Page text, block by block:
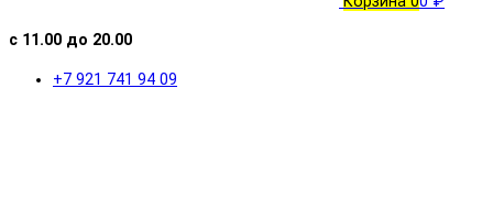
с 11.00 до 20.00
+7 921 741 94 09